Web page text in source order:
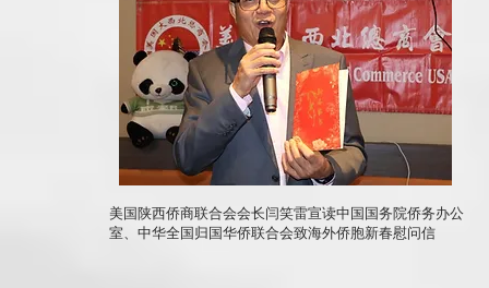
美国陕西侨商联合会会长闫笑雷宣读中国国务院侨务办公
室、中华全国归国华侨联合会致海外侨胞新春慰问信